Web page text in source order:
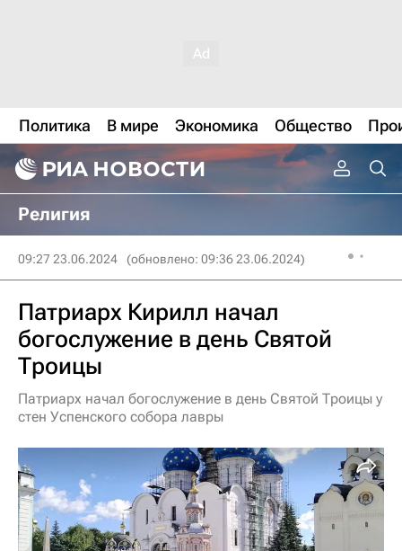
Политика В мире Экономика Общество
Религия
09:27 23.06.2024 (обновлено: 09:36 23.06.2024)
Патриарх Кирилл начал
богослужение в день Святой
Троицы
Патриарх начал богослужение в день Святой Троицы у
стен Успенского собора лавры